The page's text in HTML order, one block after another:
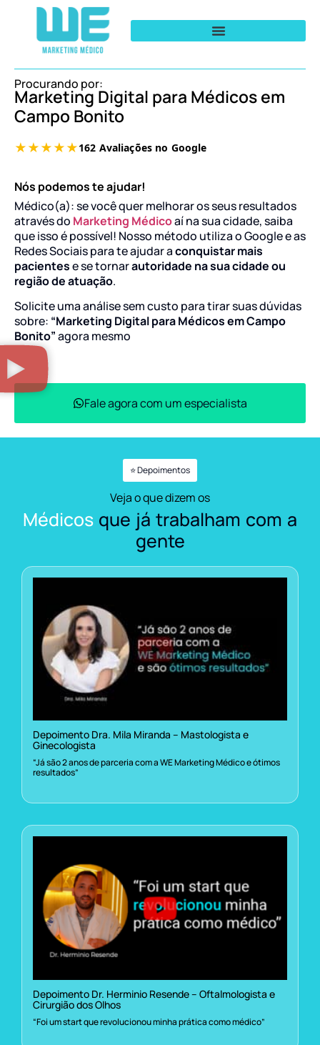
Procurando por:
Marketing Digital para Médicos em
Campo Bonito
Nós podemos te ajudar!
Médico(a): se você quer melhorar os seus resultados
através do Marketing Médicoaí na sua cidade, saiba
que isso é possível! Nosso método utiliza o Google e as
Redes Sociais para te ajudar aconquistar mais
pacientese se tornarautoridade na sua cidade ou
região de atuação.
Solicite uma análise sem custo para tirar suas dúvidas
sobre: “Marketing Digital para Médicos em Campo
Bonito”agora mesmo
Fale agora com um especialista
⭐ Depoimentos
Veja o que dizem os
Médicos que já trabalham com a
gente
Depoimento Dra. Mila Miranda – Mastologista e
Ginecologista
“Já são 2 anos de parceria com a WE Marketing Médico e ótimos
resultados”
Depoimento Dr. Herminio Resende – Oftalmologista e
Cirurgião dos Olhos
“Foi um start que revolucionou minha prática como médico”